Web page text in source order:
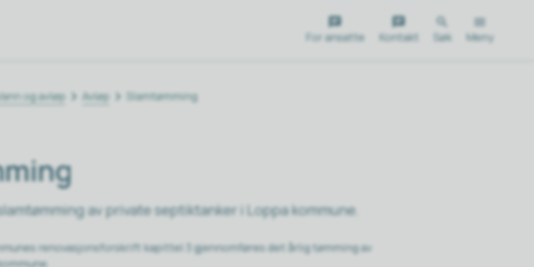
For ansatte Kontakt Søk Meny
og avløp Avløp Slamtømming
av private septiktanker i Loppa kommune.
renovasjonsforskrift kapittel 3 gjennomføres det årlig tømming av